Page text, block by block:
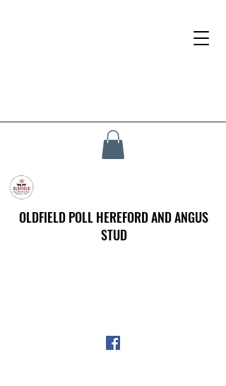
OLDFIELD POLL HEREFORD AND ANGUS
STUD